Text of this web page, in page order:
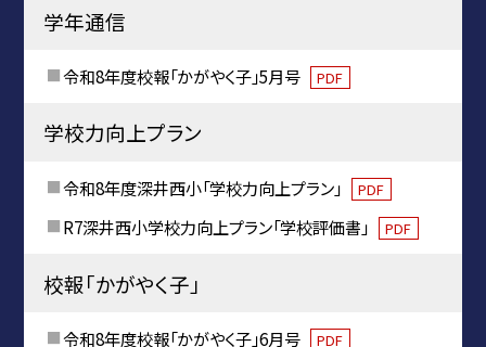
学年通信
令和8年度校報「かがやく子」5月号 PDF
学校力向上プラン
令和8年度深井西小「学校力向上プラン」 PDF
R7深井西小学校力向上プラン「学校評価書」 PDF
校報「かがやく子」
令和8年度校報「かがやく子」6月号 PDF